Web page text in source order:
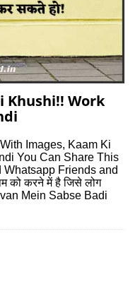
Khushi!! Work
Images, Kaam Ki
You Can Share This
Friends and
को करने में है जिसे लोग
Mein Sabse Badi